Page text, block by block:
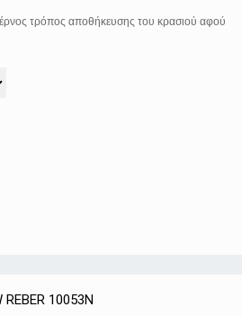
τρόπος αποθήκευσης του κρασιού αφού
10053N